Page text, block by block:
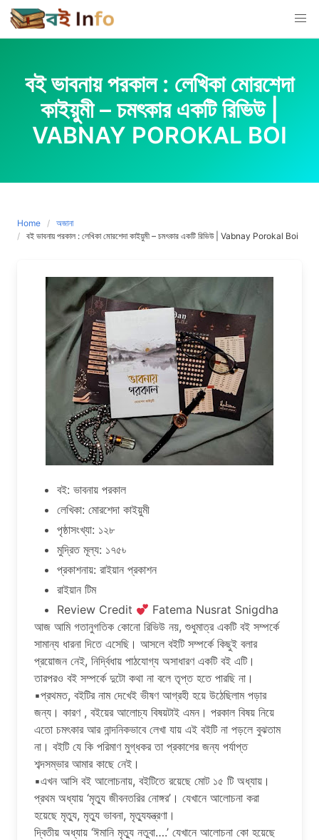
Skip
to
content
বই ভাবনায় পরকাল : লেখিকা মোরশেদা
কাইয়ুমী – চমৎকার একটি রিভিউ |
VABNAY POROKAL BOI
Home
অজানা
বই ভাবনায় পরকাল : লেখিকা মোরশেদা কাইয়ুমী – চমৎকার একটি রিভিউ | Vabnay Porokal Boi
বই: ভাবনায় পরকাল
লেখিকা: মোরশেদা কাইয়ুমী
পৃষ্ঠাসংখ্যা: ১২৮
মুদ্রিত মূল্য: ১৭৫৳
প্রকাশনায়: রাইয়ান প্রকাশন
রাইয়ান টিম
Review Credit
Fatema Nusrat Snigdha
আজ আমি গতানুগতিক কোনো রিভিউ নয়, শুধুমাত্র একটি বই সম্পর্কে
সামান্য ধারনা দিতে এসেছি। আসলে বইটি সম্পর্কে কিছুই বলার
প্রয়োজন নেই, নির্দ্বিধায় পাঠযোগ্য অসাধারণ একটি বই এটি।
তারপরও বই সম্পর্কে দুটো কথা না বলে তৃপ্ত হতে পারছি না।
▪প্রথমত, বইটির নাম দেখেই ভীষণ আগ্রহী হয়ে উঠেছিলাম পড়ার
জন্য। কারণ , বইয়ের আলোচ্য বিষয়টাই এমন। পরকাল বিষয় নিয়ে
এতো চমৎকার আর নান্দনিকভাবে লেখা যায় এই বইটি না পড়লে বুঝতাম
না। বইটি যে কি পরিমাণ মুগ্ধকর তা প্রকাশের জন্য পর্যাপ্ত
শব্দসম্ভার আমার কাছে নেই।
▪এখন আসি বই আলোচনায়, বইটিতে রয়েছে মোট ১৫ টি অধ্যায়।
প্রথম অধ্যায় ‘মৃত্যু জীবনতরির নোঙ্গর’। যেখানে আলোচনা করা
হয়েছে মৃত্যু, মৃত্যু ভাবনা, মৃত্যুযন্ত্রণা।
দ্বিতীয় অধ্যায় ‘ঈমানি মৃত্যু নতুবা….’ যেখানে আলোচনা কো হয়েছে